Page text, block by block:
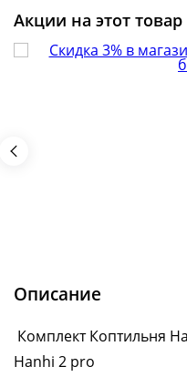
Акции на этот товар
Описание
Комплект Коптильня
Hanhi 2 pro